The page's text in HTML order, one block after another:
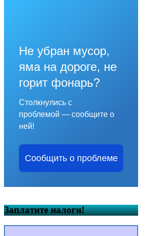
Не убран мусор,
яма на дороге, не
горит фонарь?
Столкнулись с
проблемой — сообщите о
ней!
Сообщить о проблеме
Заплатите налоги!